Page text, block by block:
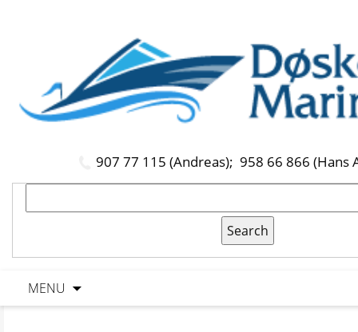
907 77 115 (Andreas); 958 66 866 (Hans
MENU